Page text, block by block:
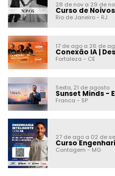
28 de nov a 29 de
Curso de
Rio de Janeiro- RJ
17 de ago a 26 de
Conexão IA |
Fortaleza - CE
Sexta, 21 de agosto
Sunset Minds -
Franca - SP
27 de ago a 02 de
Curso
Contagem -MG